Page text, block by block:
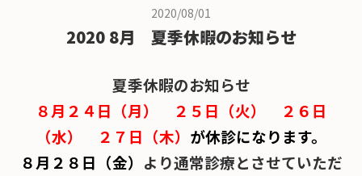
保険外治療
交通事故治療
スポーツ外傷・障害
物理療法の分類
当院案内
2020/08/01
2020 8月 夏季休暇のお知らせ
夏季休暇のお知らせ
８月 ２４日（月） ２５日（火） ２６日
（水） ２７日（木） が休診になります。
８月２８日（金） より通常診療とさせていただ